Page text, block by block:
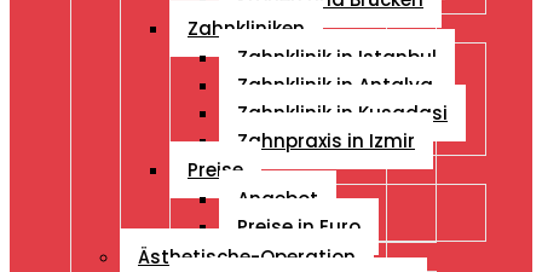
Zahnkliniken
Zahnklinik in Istanbul
Zahnklinik in Antalya
Zahnklinik in Kusadasi
Zahnpraxis in Izmir
Preise
Angebot
Preise in Euro
Ästhetische-Operation